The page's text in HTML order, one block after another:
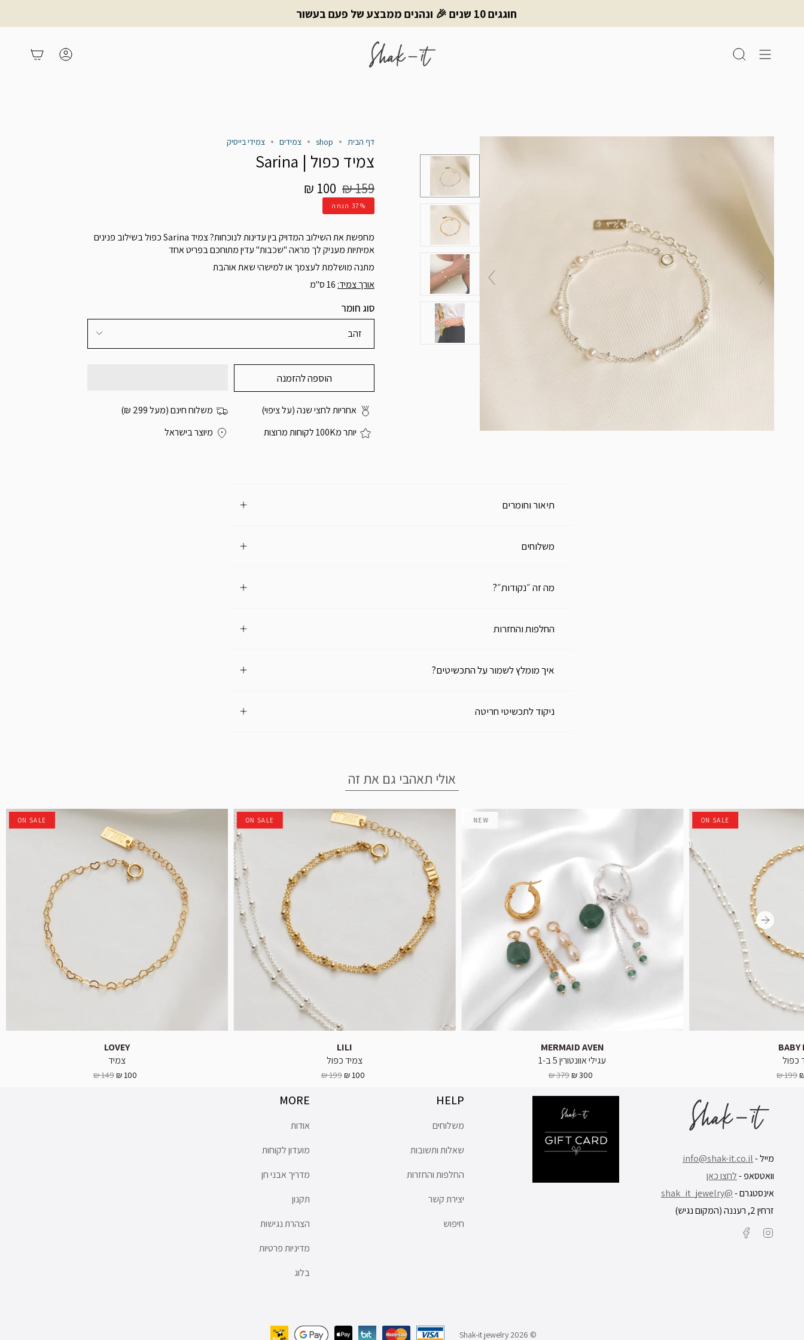
חוגגים 10 שנים 🎉 ונהנים ממבצע של פעם בעשור
חיפוש משתמש
דף הבית shop צמידים צמידי בייסיק
צמיד כפול | Sarina
100 ₪
מחיר
רגיל
159 ₪
37%הנחה
מחפשת את השילוב המדויק בין עדינות לנוכחות? צמיד Sarina כפול בשילוב פנינים
אמיתיות מעניק לך מראה "שכבות" עדין מתוחכם בפריט אחד
מתנה מושלמת לעצמך או למישהי שאת אוהבת
אורך צמיד:
סוג חומר
זהב
הוספה להזמנה
אחריות לחצי שנה (על ציפוי)
משלוח חינם (מעל 299 ₪)
יותר מ100K לקוחות מרוצות
מיוצר בישראל
תיאור וחומרים
משלוחים
מה זה ״נקודות״?
החלפות והחזרות
איך מומלץ לשמור על התכשיטים?
ניקוד לתכשיטי חריטה
אולי תאהבי גם את זה
ON SALE
LOVEY
צמיד
100 ₪
149 ₪
ON SALE
LILI
צמיד כפול
100 ₪
199 ₪
NEW
MERMAID AVEN
עגילי אוונטורין 5 ב-1
300 ₪
379 ₪
ON SALE
BABY
כפול
199 ₪
מייל -info@shak-it.co.il
וואטסאפ -לחצו כאן
אינסטגרם -@shak_it_jewelry
זרחין 2, רעננה (המקום נגיש)
Instagram
HELP
משלוחים
שאלות ותשובות
החלפות והחזרות
יצירת קשר
חיפוש
MORE
אודות
מועדון לקוחות
מדריך אבני חן
תקנון
הצהרת נגישות
מדיניות פרטיות
בלוג
© Shak-it jewelry 2026